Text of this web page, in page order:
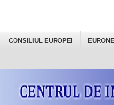
CONSILIUL EUROPEI